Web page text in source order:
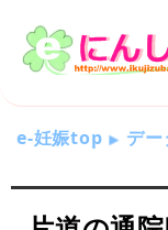
e-妊娠top デ